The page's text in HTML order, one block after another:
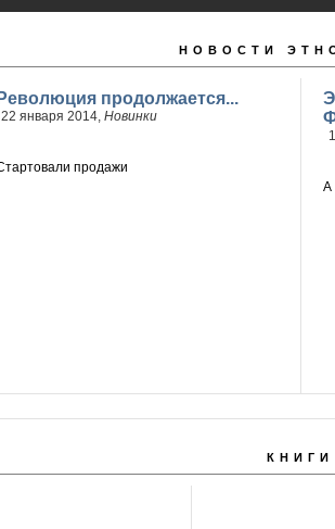
НОВОСТИ
Революция продолжается...
22 января 2014, Новинки
продажи
А
КНИГИ